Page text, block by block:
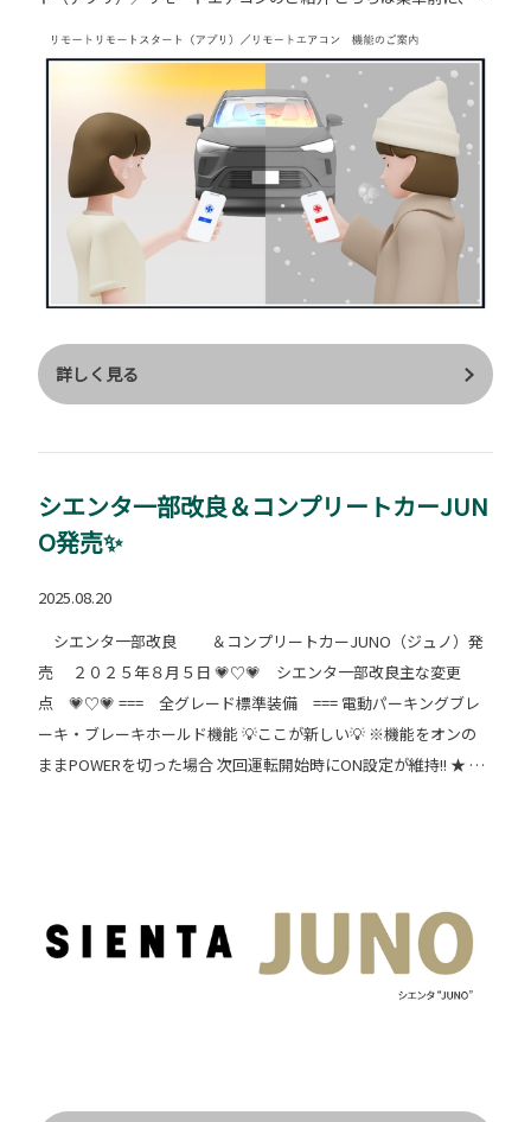
ビスとなります（2026.07.22時点） 乗車前に、スマホアプリ「M
y TOYOTA＋」であらかじめエアコンを起動することで、乗車時
に車内を快適な温度に！ 冬場には霜取り機能を設定することも可
能。 設定時間を長めにすると、走り出しもスムーズに！ 冬場に
はこの機能とシートヒーターに冷えた心まで癒されました♡ なー
んて( *´艸｀) 投稿日（2026.07.22）のお店の地点での最高気温は
36度予報。 今の季節には冷房に救われます。 車種に​よって​使え
る​機能が​異なります。 ​詳しくは店頭、もしくはトヨタ自動車ホー
ムページをご確認ください。 ＊販売店装着オプションの​リモート
停止中に​エンジンを​みだりに​稼働させた​場合、​条例に​より、​罰則
を​受ける​ことがありますので​ご注意ください。​（ご購入の​際は​地
上の画面推移はこんな感じ☆↓
詳しく見る
シエンタ一部改良＆コンプリートカーJUN
O発売✨
2025.08.20
シエンタ一部改良 ＆コンプリートカーJUNO（ジュノ）発
売 ２０２５年８月５日 💗♡💗 シエンタ一部改良主な変更
点 💗♡💗 === 全グレード標準装備 === 電動パーキングブレ
ーキ・ブレーキホールド機能 💡ここが新しい💡 ※機能をオンの
ままPOWERを切った場合 次回運転開始時にON設定が維持!! ★ レ
ド機能付き▲ ▲写真はプロアクティブドライブングアシスト機能
イメージ▲ 💗♡💗 コンプリートカーＪＵＮＯ発売 💗♡💗 ===
新設定 === 後席およびラゲージ部分に着脱可能な家具モジュ